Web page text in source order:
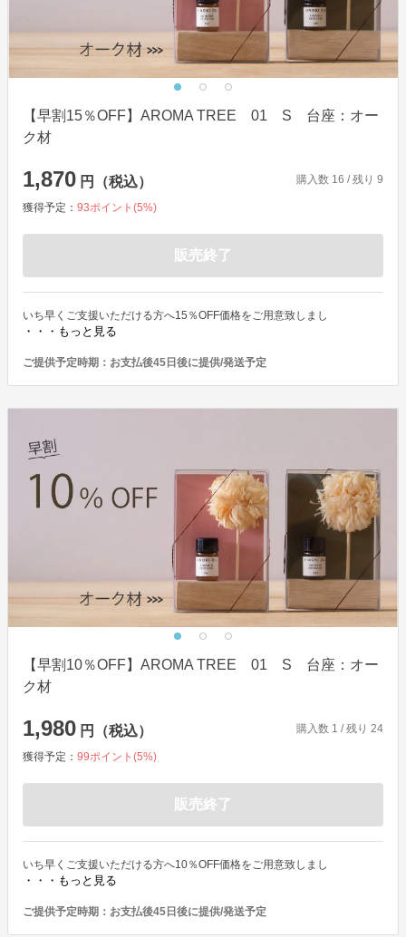
【早割15％OFF】AROMA TREE 01 S 台座：オー
ク材
1,870 円（税込） 購入数 16 / 残り 9
獲得予定： 93ポイント(5%)
販売終了
いち早くご支援いただける方へ15％OFF価格をご用意致しまし
・・・もっと見る
ご提供予定時期： お支払後45日後に提供/発送予定
【早割10％OFF】AROMA TREE 01 S 台座：オー
ク材
1,980 円（税込） 購入数 1 / 残り 24
獲得予定： 99ポイント(5%)
販売終了
いち早くご支援いただける方へ10％OFF価格をご用意致しまし
・・・もっと見る
ご提供予定時期： お支払後45日後に提供/発送予定